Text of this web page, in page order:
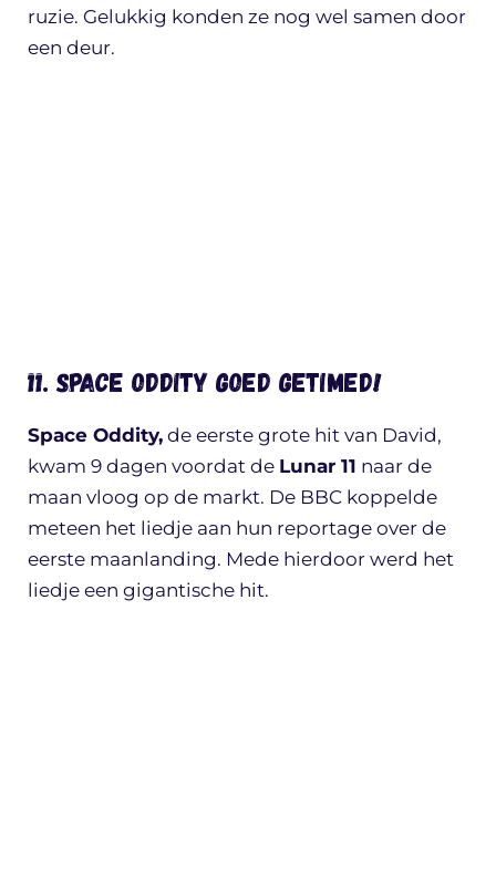
ruzie. Gelukkig konden ze nog wel samen door
een deur.
11. Space Oddity goed getimed!
Space Oddity, de eerste grote hit van David,
kwam 9 dagen voordat de Lunar 11 naar de
maan vloog op de markt. De BBC koppelde
meteen het liedje aan hun reportage over de
eerste maanlanding. Mede hierdoor werd het
liedje een gigantische hit.